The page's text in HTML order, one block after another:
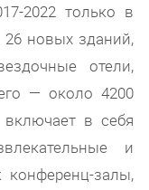
2022 только в
новых зданий,
отели,
— около 4200
в себя
и
конференц-залы,